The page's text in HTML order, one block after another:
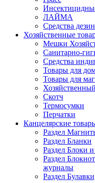
ЛАЙМА
Средства
Хозяйственные
Мешки
Санитарно-
Средства
Товары для
Товары для
Скотч
Термосумки
Перчатки
Канцелярские
Раздел
Раздел Бланки
Раздел Блоки и
Раздел
журналы
Раздел